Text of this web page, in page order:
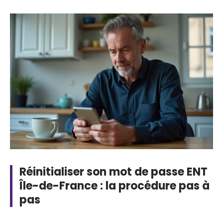
Réinitialiser son mot de passe ENT
Île-de-France : la procédure pas à
pas